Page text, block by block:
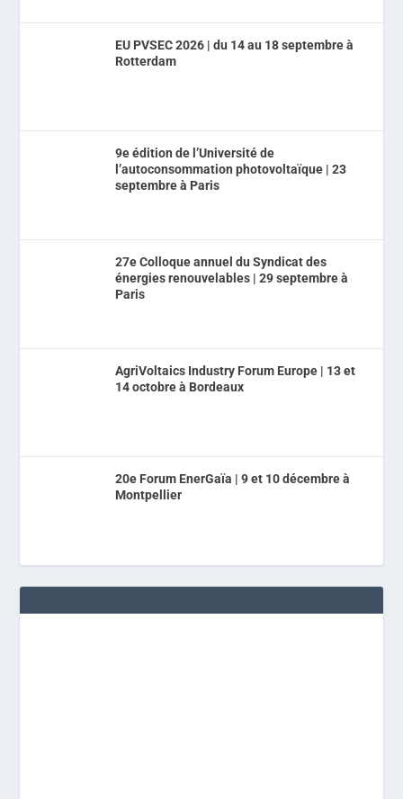
EU PVSEC 2026 | du 14 au 18 septembre à
Rotterdam
9e édition de l’Université de
l’autoconsommation photovoltaïque | 23
septembre à Paris
27e Colloque annuel du Syndicat des
énergies renouvelables | 29 septembre à
Paris
AgriVoltaics Industry Forum Europe | 13 et
14 octobre à Bordeaux
20e Forum EnerGaïa | 9 et 10 décembre à
Montpellier